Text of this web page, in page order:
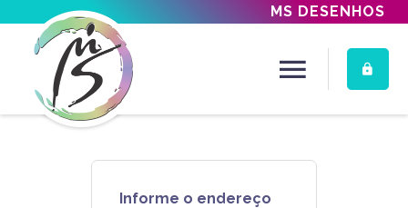
MS DESENHOS
Informe o endereço